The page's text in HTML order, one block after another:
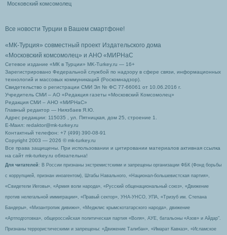
Московский комсомолец
Все новости Турции в Вашем смартфоне!
«МК-Турция» совместный проект Издательского дома
«Московский комсомолец» и АНО «МИРНаС
Сетевое издание «МК в Турции» MK-Turkey.ru — 16+
Зарегистрировано Федеральной службой по надзору в сфере связи, информационных
технологий и массовых коммуникаций (Роскомнадзор).
Свидетельство о регистрации СМИ Эл № ФС 77-66061 от 10.06.2016 г.
Учредитель СМИ – АО «Редакция газеты «Московский Комсомолец»
Редакция СМИ – АНО «МИРНаС»
Главный редактор — Ниязбаев Я.Ю.
Адрес редакции: 115035 , ул. Пятницкая, дом 25, строение 1.
Е-Маил: redaktor@mk-turkey.ru
Контактный телефон: +7 (499) 390-08-91
Copyright 2003 — 2026 © mk-turkey.ru
Все права защищены. При использовании и цитировании материалов активная ссылка
на сайт mk-turkey.ru обязательна!
Для читателей : В России признаны экстремистскими и запрещены организации ФБК (Фонд борьбы
с коррупцией, признан иноагентом), Штабы Навального, «Национал-большевистская партия»,
«Свидетели Иеговы», «Армия воли народа», «Русский общенациональный союз», «Движение
против нелегальной иммиграции», «Правый сектор», УНА-УНСО, УПА, «Тризуб им. Степана
Бандеры», «Мизантропик дивижн», «Меджлис крымскотатарского народа», движение
«Артподготовка», общероссийская политическая партия «Воля», АУЕ, батальоны «Азов» и Айдар″.
Признаны террористическими и запрещены: «Движение Талибан», «Имарат Кавказ», «Исламское